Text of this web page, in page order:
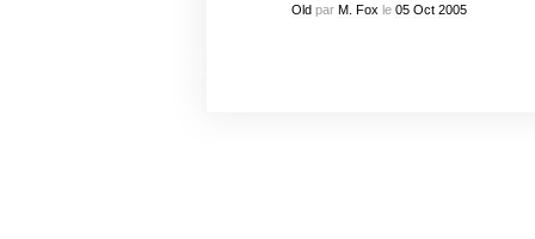
Oldpar M. Fox le 05 Oct 2005